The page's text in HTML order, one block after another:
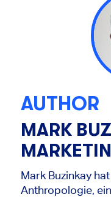
AUTHOR
MARK
Mark Buzinkay
Anthropologie,